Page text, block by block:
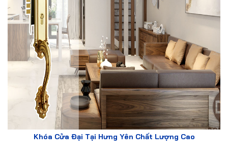
Khóa Cửa Đại Tại Hưng Yên Chất Lượng Cao